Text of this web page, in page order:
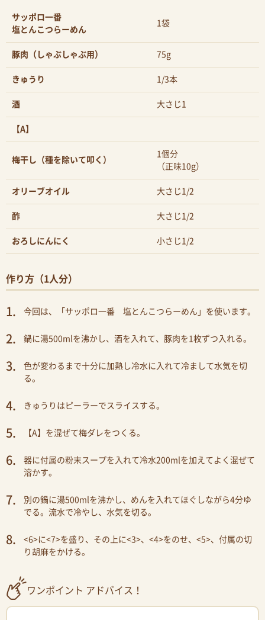
サッポロ一番
塩とんこつらーめん
1袋
豚肉（しゃぶしゃぶ用） 75g
きゅうり 1/3本
酒 大さじ1
【A】
梅干し（種を除いて叩く）
1個分
（正味10g）
オリーブオイル 大さじ1/2
酢 大さじ1/2
おろしにんにく 小さじ1/2
作り方（1人分）
今回は、「サッポロ一番 塩とんこつらーめん」を使います。
鍋に湯500mlを沸かし、酒を入れて、豚肉を1枚ずつ入れる。
色が変わるまで十分に加熱し冷水に入れて冷まして水気を切
る。
きゅうりはピーラーでスライスする。
【A】を混ぜて梅ダレをつくる。
器に付属の粉末スープを入れて冷水200mlを加えてよく混ぜて
溶かす。
別の鍋に湯500mlを沸かし、めんを入れてほぐしながら4分ゆ
でる。流水で冷やし、水気を切る。
<6>に<7>を盛り、その上に<3>、<4>をのせ、<5>、付属の切
り胡麻をかける。
ワンポイント アドバイス！